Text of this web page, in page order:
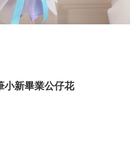
小新畢業公仔花